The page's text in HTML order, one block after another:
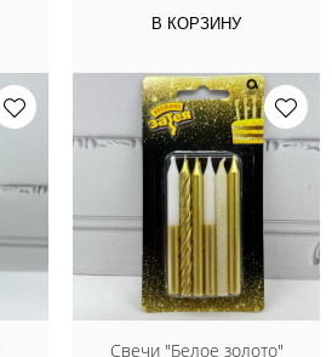
В КОРЗИНУ
Свечи "Белое золото"